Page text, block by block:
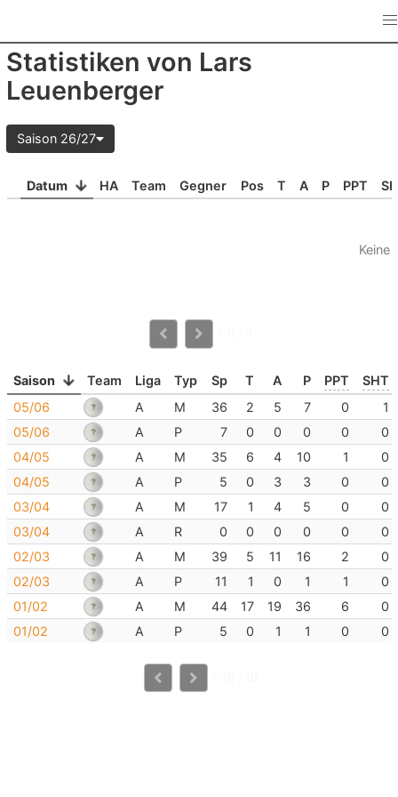
Statistiken von Lars
Leuenberger
Saison 26/27
Datum HA Team Gegner Pos T A P PPT
Keine
Saison Team Liga Typ Sp T A P PPT
SHT
05/06
A M 36 2 5 7 0
1
05/06
A P 7 0 0 0 0
0
04/05
A M 35 6 4 10 1
0
04/05
A P 5 0 3 3 0
0
03/04
A M 17 1 4 5 0
0
03/04
A R 0 0 0 0 0
0
02/03
A M 39 5 11 16 2
0
02/03
A P 11 1 0 1 1
0
01/02
A M 44 17 19 36 6
0
01/02
A P 5 0 1 1 0 0